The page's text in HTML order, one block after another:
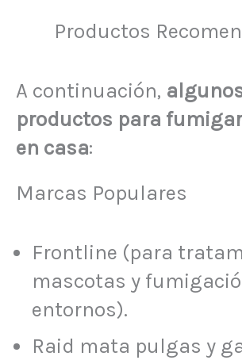
Productos
A continuación,
productos para
en casa:
Marcas Populares
Frontline (para
mascotas y
entornos).
Raid mata pulgas y